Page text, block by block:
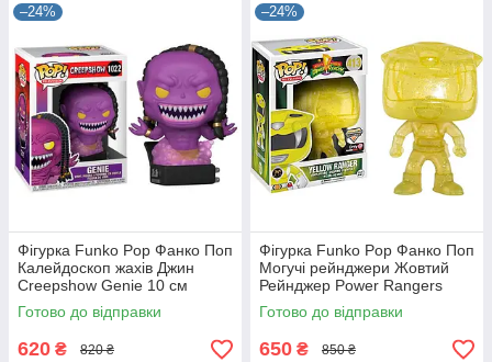
–24%
Фігурка Funko Pop Фанко Поп
Калейдоскоп жахів Джин
Creepshow Genie 10 см
Movies C G 1022
Готово до відправки
620 ₴ 820 ₴
–24%
Фігурка Funko Pop Фанко Поп
Могучі рейнджери Жовтий
Рейнджер Power Rangers
Morphing 10 см Serial PR YR
413
Готово до відправки
650 ₴ 850 ₴